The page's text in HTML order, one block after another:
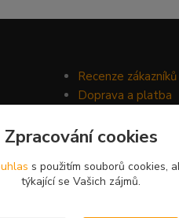
Recenze zákazníků
Doprava a platba
Obchodní podmínky
Zpracování cookies
s použitím souborů cookies,
týkající se Vašich zájmů.